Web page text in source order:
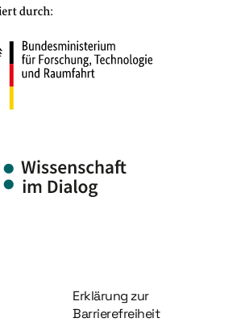
Information und Service
Erklärung zur
Barrierefreiheit